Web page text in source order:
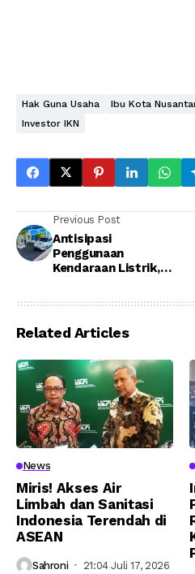
Hak Guna Usaha Ibu Kota
Investor IKN
Previous Post
Antisipasi
Penggunaan
Kendaraan Listrik,
Related Articles
News
Miris! Akses Air
Limbah dan Sanitasi
Indonesia Terendah di
ASEAN
Sahroni 21:04 Juli 17, 2026